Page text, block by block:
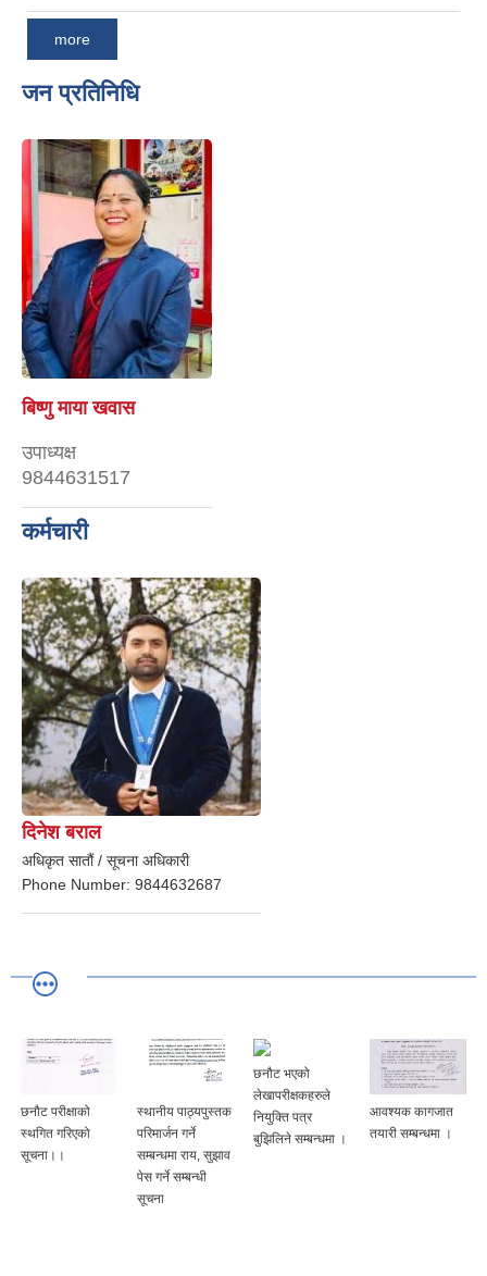
more
जन प्रतिनिधि
बिष्णु माया खवास
उपाध्यक्ष
9844631517
कर्मचारी
दिनेश बराल
अधिकृत सातौं / सूचना अधिकारी
Phone Number: 9844632687
छनौट परीक्षाको
स्थगित गरिएको
सूचना।।
स्थानीय पाठ्यपुस्तक
परिमार्जन गर्ने
सम्बन्धमा राय, सुझाव
पेस गर्ने सम्बन्धी
सूचना
छनौट भएको
लेखापरीक्षकहरुले
नियुक्ति पत्र
बुझिलिने सम्बन्धमा ।
आवश्यक कागजात
तयारी सम्बन्धमा ।